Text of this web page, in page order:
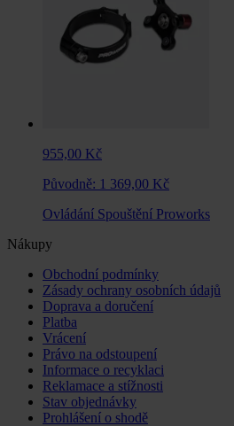
955,00 Kč
Původně: 1 369,00 Kč
Ovládání Spouštění Proworks
Nákupy
Obchodní podmínky
Zásady ochrany osobních údajů
Doprava a doručení
Platba
Vrácení
Právo na odstoupení
Informace o recyklaci
Reklamace a stížnosti
Stav objednávky
Prohlášení o shodě